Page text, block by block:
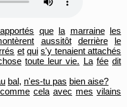
que la marraine les
aussitôt derrière
le
et qui s'y tenaient attachés
toute leur vie. La fée dit
bal, n'es-tu pas bien aise?
comme cela avec mes vilains